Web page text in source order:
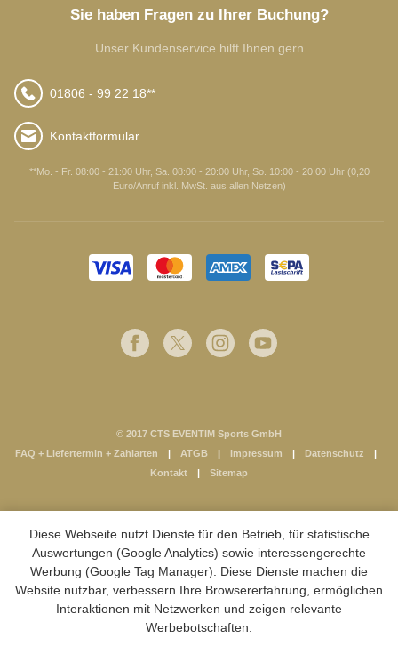
Sie haben Fragen zu Ihrer Buchung?
Unser Kundenservice hilft Ihnen gern
01806 - 99 22 18**
Kontaktformular
**Mo. - Fr. 08:00 - 21:00 Uhr, Sa. 08:00 - 20:00 Uhr, So. 10:00 - 20:00 Uhr (0,20
Euro/Anruf inkl. MwSt. aus allen Netzen)
© 2017 CTS EVENTIM Sports GmbH
FAQ + Liefertermin + Zahlarten
ATGB Impressum
Datenschutz
Kontakt
Sitemap
Diese Webseite nutzt Dienste für den Betrieb, für statistische
Auswertungen (Google Analytics) sowie interessengerechte
Werbung (Google Tag Manager). Diese Dienste machen die
Website nutzbar, verbessern Ihre Browsererfahrung, ermöglichen
Interaktionen mit Netzwerken und zeigen relevante
Werbebotschaften.